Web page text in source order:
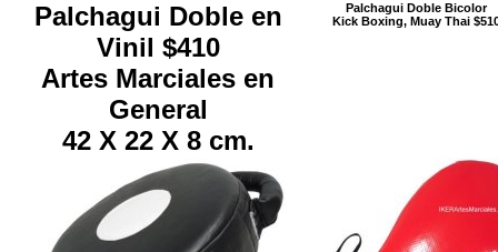
Palchagui Doble en
Vinil $410
Artes Marciales en
General
42 X 22 X 8 cm.
Palchagui Doble Bicolor
Kick Boxing, Muay Thai